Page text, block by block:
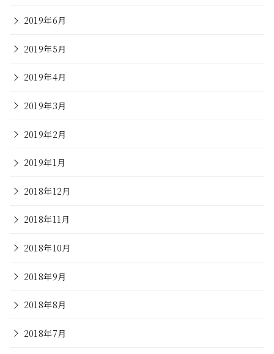
2019年6月
2019年5月
2019年4月
2019年3月
2019年2月
2019年1月
2018年12月
2018年11月
2018年10月
2018年9月
2018年8月
2018年7月